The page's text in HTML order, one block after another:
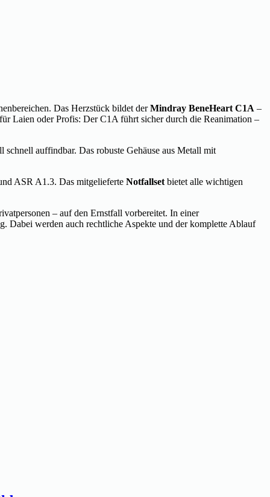
Das Herzstück bildet derMindray BeneHeart C1A –
Laien oder Profis: Der C1A führt sicher durch die Reanimation –
auffindbar. Das robuste Gehäuse aus Metall mit
ASR A1.3. Das mitgelieferte Notfallset bietet alle wichtigen
– auf den Ernstfall vorbereitet. In einer
Dabei werden auch rechtliche Aspekte und der komplette Ablauf